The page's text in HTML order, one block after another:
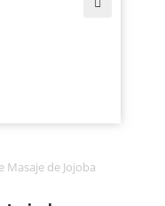
Masaje de Jojoba